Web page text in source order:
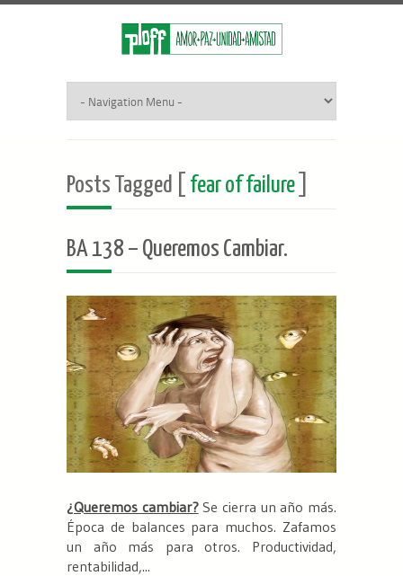
Posts Tagged [ fear of failure
BA 138 – Queremos Cambiar.
¿Queremos cambiar?Se cierra un año más.
Época de balances para muchos. Zafamos
un año más para otros. Productividad,
rentabilidad,...